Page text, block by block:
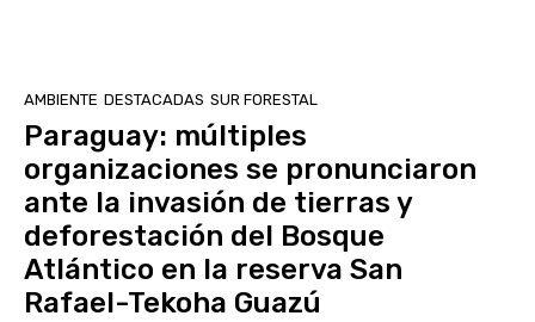
AMBIENTE DESTACADAS SUR FORESTAL
Paraguay: múltiples
organizaciones se pronunciaron
ante la invasión de tierras y
deforestación del Bosque
Atlántico en la reserva San
Rafael-Tekoha Guazú